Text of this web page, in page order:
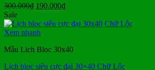
300.000₫ Giá
là:
300.000₫.
190.000₫Giá
tại
Sale
Xem nhanh
Mẫu Lịch Bloc 30x40
Lịch bloc siêu cực đại 30×40 Chữ Lộc